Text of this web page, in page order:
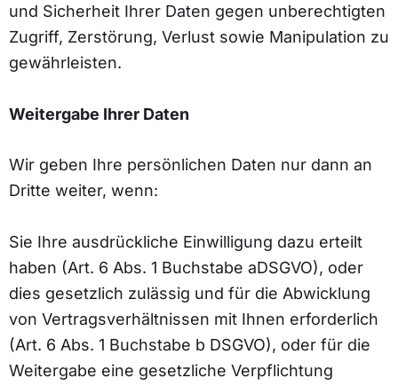
und Sicherheit Ihrer Daten gegen unberechtigten
Zugriff, Zerstörung, Verlust sowie Manipulation zu
gewährleisten.
Weitergabe Ihrer Daten
Wir geben Ihre persönlichen Daten nur dann an
Dritte weiter, wenn:
Sie Ihre ausdrückliche Einwilligung dazu erteilt
haben (Art. 6 Abs. 1 Buchstabe aDSGVO), oder
dies gesetzlich zulässig und für die Abwicklung
von Vertragsverhältnissen mit Ihnen erforderlich
(Art. 6 Abs. 1 Buchstabe b DSGVO), oder für die
Weitergabe eine gesetzliche Verpflichtung